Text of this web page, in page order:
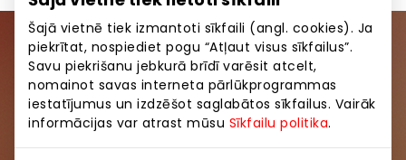
Šajā vietnē tiek izmantoti sīkfaili (angl. cookies). Ja
piekrītat, nospiediet pogu “Atļaut visus sīkfailus”.
Savu piekrišanu jebkurā brīdī varēsit atcelt,
nomainot savas interneta pārlūkprogrammas
iestatījumus un izdzēšot saglabātos sīkfailus. Vairāk
informācijas var atrast mūsu Sīkfailu politika.
Pievienojieties mūsu kopienai
Uzzini pirmais par labākajiem piedāvājumiem,
pasākumiem un jaunāko informāciju iepirkšanās un
izklaides centros “AKROPOLE Alfa” un “AKROPOLE